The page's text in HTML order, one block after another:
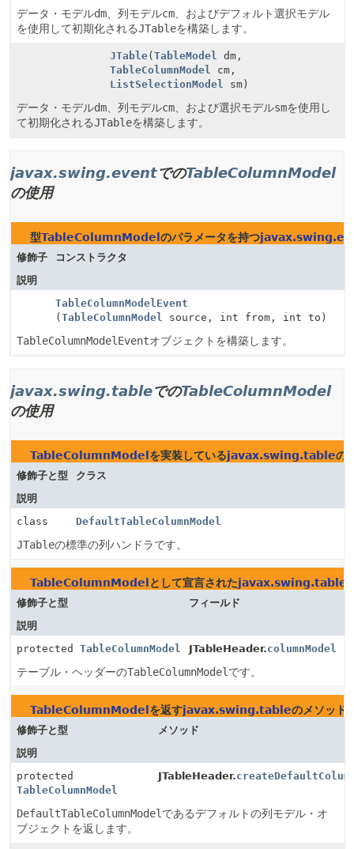
データ・モデルdm 、列モデルcm 、およびデフォルト選択モデル
を使用して初期化されるJTableを構築します。
JTable( TableModel dm,
TableColumnModel cm,
ListSelectionModel sm)
データ・モデルdm 、列モデルcm 、および選択モデルsmを使用し
て初期化されるJTableを構築します。
javax.swing.eventでのTableColumnModel
の使用
型TableColumnModel のパラメータを持つ
修飾子
コンストラクタ
説明
TableColumnModelEvent
( TableColumnModel source, int from, int to)
TableColumnModelEventオブジェクトを構築します。
javax.swing.tableでのTableColumnModel
の使用
TableColumnModel を実装しているjavax.swing.tableの
修飾子と型
クラス
説明
class
DefaultTableColumnModel
JTableの標準の列ハンドラです。
TableColumnModel として宣言されたjavax.swing.table
修飾子と型
フィールド
説明
protected TableColumnModel JTableHeader.columnModel
テーブル・ヘッダーのTableColumnModel です。
TableColumnModel を返すjavax.swing.tableのメソッド
修飾子と型
メソッド
説明
protected
TableColumnModel
JTableHeader.
DefaultTableColumnModel であるデフォルトの列モデル・オ
ブジェクトを返します。